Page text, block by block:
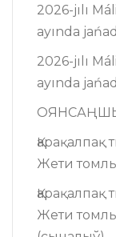
2026-jılı
ayında
2026-jılı
ayında
Жети
Жети